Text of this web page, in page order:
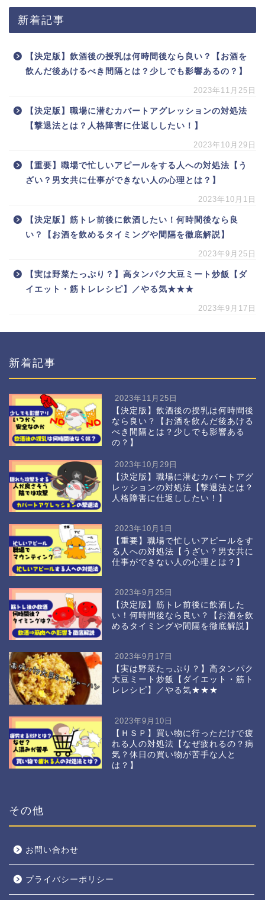
新着記事
【決定版】飲酒後の授乳は何時間後なら良い？【お酒を
飲んだ後あけるべき間隔とは？少しでも影響あるの？】
2023年11月25日
【決定版】職場に潜むカバートアグレッションの対処法
【撃退法とは？人格障害に仕返ししたい！】
2023年10月29日
【重要】職場で忙しいアピールをする人への対処法【う
ざい？男女共に仕事ができない人の心理とは？】
2023年10月1日
【決定版】筋トレ前後に飲酒したい！何時間後なら良
い？【お酒を飲めるタイミングや間隔を徹底解説】
2023年9月25日
【実は野菜たっぷり？】高タンパク大豆ミート炒飯【ダ
イエット・筋トレレシピ】／やる気★★★
2023年9月17日
新着記事
2023年11月25日
【決定版】飲酒後の授乳は何時間後
なら良い？【お酒を飲んだ後あける
べき間隔とは？少しでも影響ある
の？】
2023年10月29日
【決定版】職場に潜むカバートアグ
レッションの対処法【撃退法とは？
人格障害に仕返ししたい！】
2023年10月1日
【重要】職場で忙しいアピールをす
る人への対処法【うざい？男女共に
仕事ができない人の心理とは？】
2023年9月25日
【決定版】筋トレ前後に飲酒した
い！何時間後なら良い？【お酒を飲
めるタイミングや間隔を徹底解説】
2023年9月17日
【実は野菜たっぷり？】高タンパク
大豆ミート炒飯【ダイエット・筋ト
レレシピ】／やる気★★★
2023年9月10日
【ＨＳＰ】買い物に行っただけで疲
れる人の対処法【なぜ疲れるの？病
気？休日の買い物が苦手な人と
は？】
その他
お問い合わせ
プライバシーポリシー